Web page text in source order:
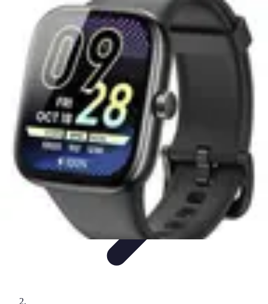
Apprendre Rubik Cube
Astuces et conseils
ApprentissageTechniques
d'apprentissageMéthodes d'apprentissageTechniques
Apprendre Rubik Cube